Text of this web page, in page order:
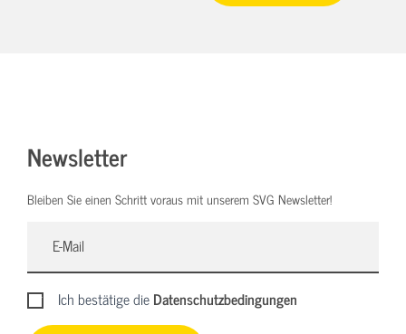
Newsletter
Bleiben Sie einen Schritt voraus mit unserem SVG Newsletter!
Ich bestätige dieDatenschutzbedingungen